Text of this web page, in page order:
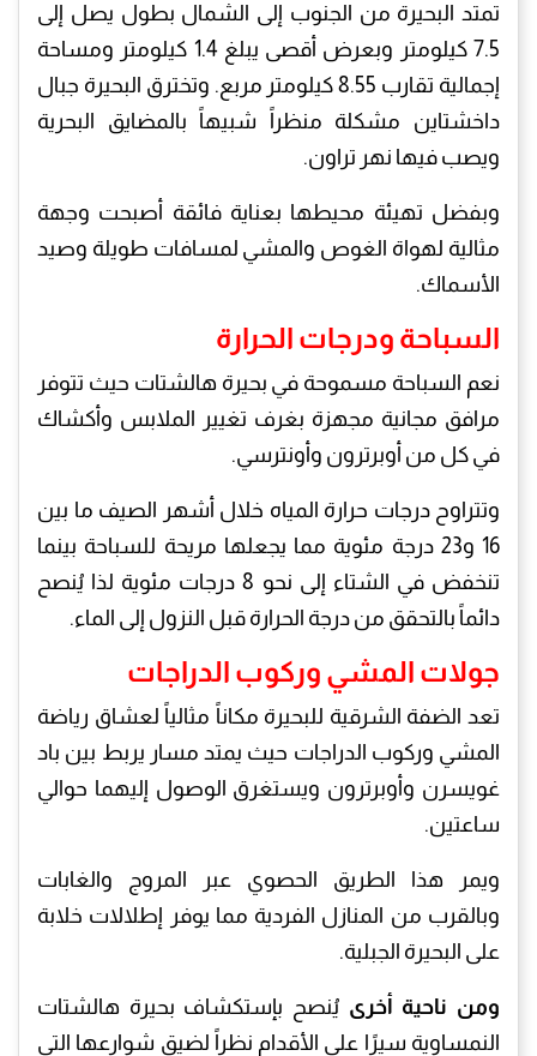
تمتد البحيرة من الجنوب إلى الشمال بطول يصل إلى
7.5 كيلومتر وبعرض أقصى يبلغ 1.4 كيلومتر ومساحة
إجمالية تقارب 8.55 كيلومتر مربع. وتخترق البحيرة جبال
داخشتاين مشكلة منظراً شبيهاً بالمضايق البحرية
ويصب فيها نهر تراون.
وبفضل تهيئة محيطها بعناية فائقة أصبحت وجهة
مثالية لهواة الغوص والمشي لمسافات طويلة وصيد
الأسماك.
السباحة ودرجات الحرارة
نعم السباحة مسموحة في بحيرة هالشتات حيث تتوفر
مرافق مجانية مجهزة بغرف تغيير الملابس وأكشاك
في كل من أوبرترون وأونترسي.
وتتراوح درجات حرارة المياه خلال أشهر الصيف ما بين
16 و23 درجة مئوية مما يجعلها مريحة للسباحة بينما
تنخفض في الشتاء إلى نحو 8 درجات مئوية لذا يُنصح
دائماً بالتحقق من درجة الحرارة قبل النزول إلى الماء.
جولات المشي وركوب الدراجات
تعد الضفة الشرقية للبحيرة مكاناً مثالياً لعشاق رياضة
المشي وركوب الدراجات حيث يمتد مسار يربط بين باد
غويسرن وأوبرترون ويستغرق الوصول إليهما حوالي
ساعتين.
ويمر هذا الطريق الحصوي عبر المروج والغابات
وبالقرب من المنازل الفردية مما يوفر إطلالات خلابة
على البحيرة الجبلية.
ومن ناحية أخرى يُنصح بإستكشاف بحيرة هالشتات
النمساوية سيرًا على الأقدام نظراً لضيق شوارعها التي